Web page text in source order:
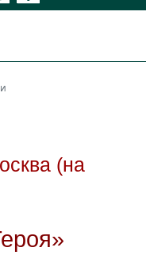
(на